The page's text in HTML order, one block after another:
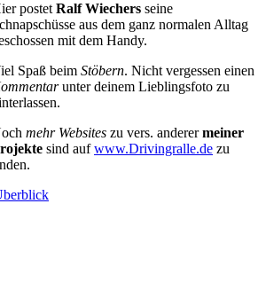
postet Ralf Wiechers seine
aus dem ganz normalen Alltag
mit dem Handy.
Spaß beim Stöbern. Nicht vergessen einen
unter deinem Lieblingsfoto zu
mehr Websites zu vers. anderermeiner
sind aufwww.Drivingralle.de zu